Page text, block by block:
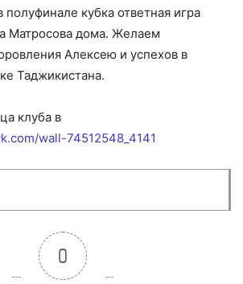
полуфинале кубка ответная игра
Матросова дома. Желаем
Алексею и успехов в
Таджикистана.
клуба в
wall-74512548_4141
0